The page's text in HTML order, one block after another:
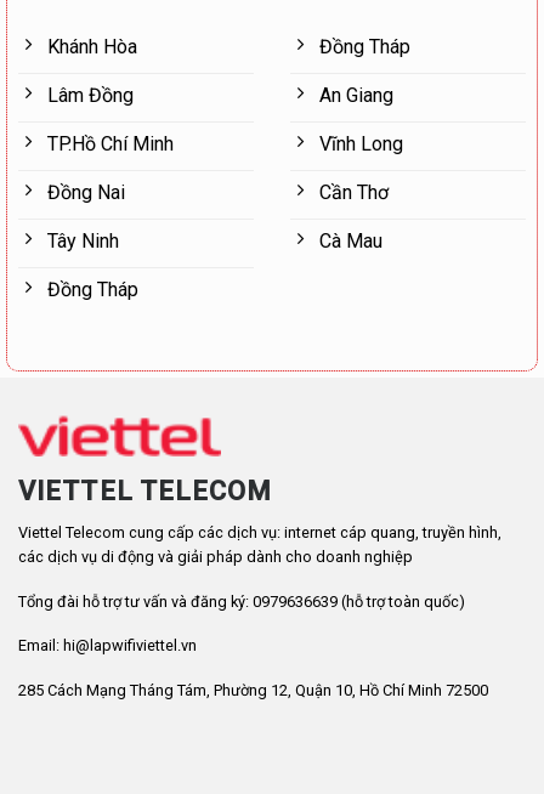
Khánh Hòa
Lâm Đồng
TP.Hồ Chí Minh
Đồng Nai
Tây Ninh
Đồng Tháp
Đồng Tháp
An Giang
Vĩnh Long
Cần Thơ
Cà Mau
VIETTEL TELECOM
Viettel Telecom cung cấp các dịch vụ: internet cáp quang, truyền hình,
các dịch vụ di động và giải pháp dành cho doanh nghiệp
Tổng đài hỗ trợ tư vấn và đăng ký: 0979636639 (hỗ trợ toàn quốc)
Email: hi@lapwifiviettel.vn
285 Cách Mạng Tháng Tám, Phường 12, Quận 10, Hồ Chí Minh 72500